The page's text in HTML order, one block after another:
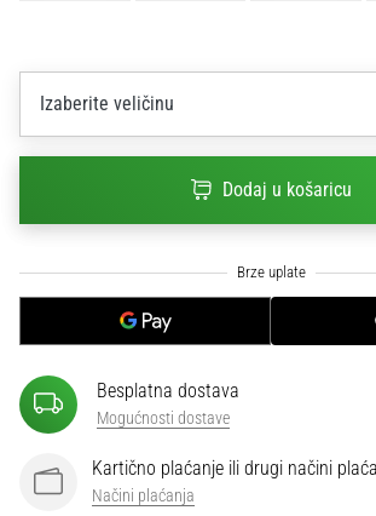
sa
službenim
i
adidas
dio
utakmice,
gola…
Prikaži
Izaberite veličinu
Dodaj u košaricu
Besplatna dostava
Mogućnosti dostave
Kartično plaćanje ili drugi načini
Načini plaćanja